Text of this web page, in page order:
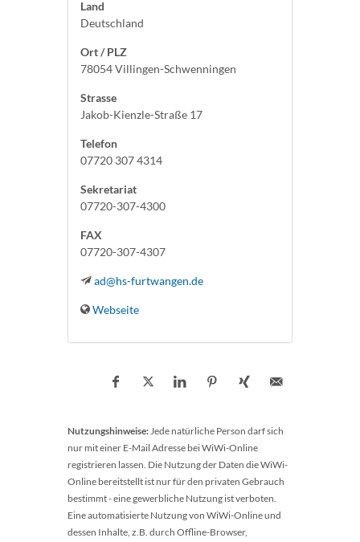
Land
Deutschland
Ort / PLZ
78054 Villingen-Schwenningen
Strasse
Jakob-Kienzle-Straße 17
Telefon
07720 307 4314
Sekretariat
07720-307-4300
FAX
07720-307-4307
ad@hs-furtwangen.de
Webseite
Nutzungshinweise:Jede natürliche Person darf sich
nur mit einer E-Mail Adresse bei WiWi-Online
registrieren lassen. Die Nutzung der Daten die WiWi-
Online bereitstellt ist nur für den privaten Gebrauch
bestimmt - eine gewerbliche Nutzung ist verboten.
Eine automatisierte Nutzung von WiWi-Online und
dessen Inhalte, z.B. durch Offline-Browser,